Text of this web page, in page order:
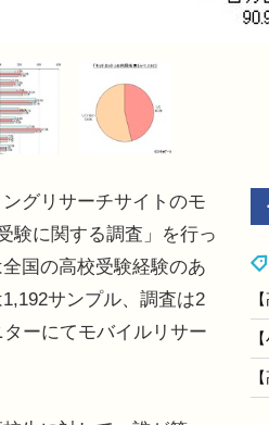
グリサーチサイトのモ
験に関する調査」を行っ
国の高校受験経験のあ
サンプル、調査は2
ーにてモバイルリサー